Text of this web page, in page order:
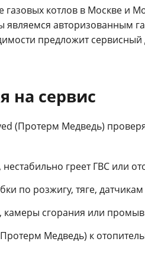
котлов в Москве и
авторизованным
предложит
на сервис
(Протерм Медведь)
греет ГВС или
по розжигу, тяге, датчикам
камеры сгорания или
Медведь) к